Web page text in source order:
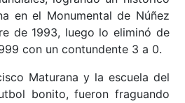
en el Monumental de Núñez
de 1993, luego lo eliminó de
con un contundente 3 a 0.
Maturana y la escuela del
bonito, fueron fraguando